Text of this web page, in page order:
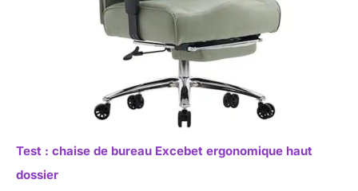
Test : chaise de bureau Excebet ergonomique haut
dossier